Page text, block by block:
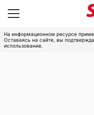
На информационном ресурсе
Оставаясь на сайте, вы
использование.